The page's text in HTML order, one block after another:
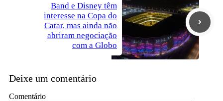
Band e Disney têm
interesse na Copa do
Catar, mas ainda não
abriram negociação
com a Globo
Deixe um comentário
Comentário